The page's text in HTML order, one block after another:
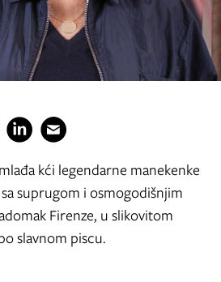
kći legendarne manekenke
suprugom i osmogodišnjim
Firenze, u slikovitom
slavnom piscu.